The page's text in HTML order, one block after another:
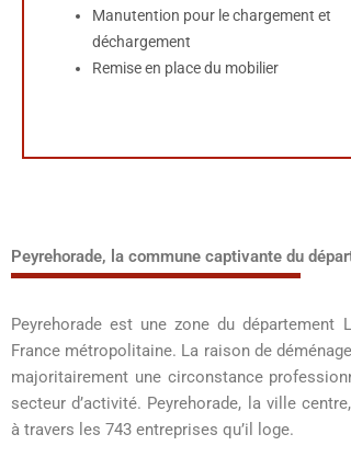
Manutention pour le chargement et
déchargement
Remise en place du mobilier
Peyrehorade, la commune captivante du
Peyrehorade est une zone du département
France métropolitaine. La raison de
majoritairement une circonstance
secteur d’activité. Peyrehorade, la ville
à travers les 743 entreprises qu’il loge.